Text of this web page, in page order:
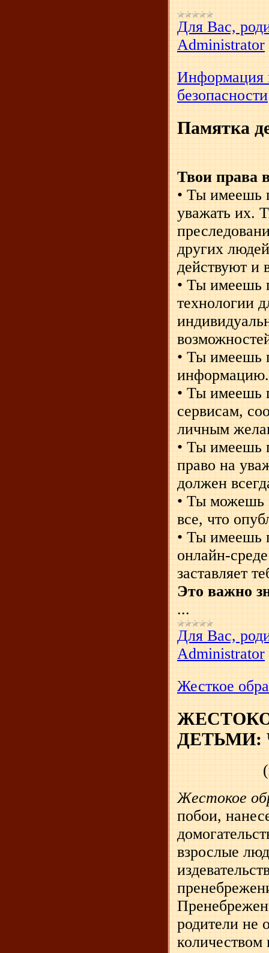
Для Вас,
Administrator
Информация
безопасности
Памятка
Твои права
• Ты имеешь
уважать их.
других
действуют и
• Ты имеешь
технологии
• Ты имеешь
• Ты имеешь
сервисам,
личным
• Ты имеешь
право на
должен
• Ты можешь
все, что
• Ты имеешь
онлайн-
заставляет
Это важно
...
Для Вас,
Administrator
Жесткое
ДЕТЬМИ:
Жестокое
побои,
взрослые
родители не